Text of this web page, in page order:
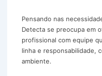
Pensando nas
Detecta se preocupa em
profissional com equipe
linha e responsabilidade,
ambiente.